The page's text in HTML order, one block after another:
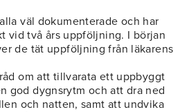
väl dokumenterade och har
vid två års uppföljning. I början
de tät uppföljning från läkarens
om att tillvarata ett uppbyggt
god dygnsrytm och att dra ned
och natten, samt att undvika